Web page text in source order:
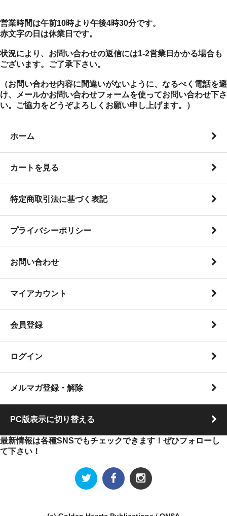
営業時間は午前10時より午後4時30分です。
赤文字の日は休業日です。
状況により、お問い合わせの返信には1-2営業日かかる場合も
ございます。ご了承下さい。
（お問い合わせ内容に間違いがないように、なるべく電話を避
け、メールかお問い合わせフォームを使ってお問い合わせ下さ
い。ご協力をどうぞよろしくお願い申し上げます。）
ホーム
カートを見る
特定商取引法に基づく表記
プライバシーポリシー
お問い合わせ
マイアカウント
会員登録
ログイン
メルマガ登録・解除
PC版表示に切り替える
最新情報は各種SNSでもチェックできます！ぜひフォローし
て下さい！